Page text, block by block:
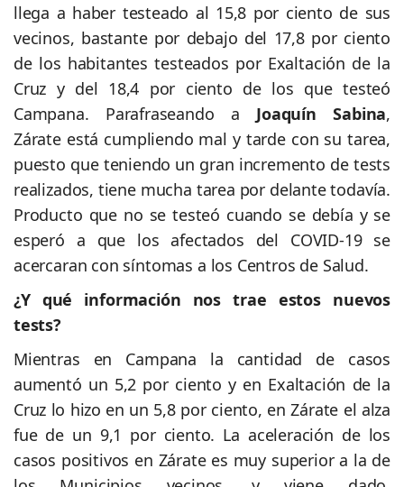
llega a haber testeado al 15,8 por ciento de sus
vecinos, bastante por debajo del 17,8 por ciento
de los habitantes testeados por Exaltación de la
Cruz y del 18,4 por ciento de los que testeó
Campana. Parafraseando a Joaquín Sabina,
Zárate está cumpliendo mal y tarde con su tarea,
puesto que teniendo un gran incremento de tests
realizados, tiene mucha tarea por delante todavía.
Producto que no se testeó cuando se debía y se
esperó a que los afectados del COVID-19 se
acercaran con síntomas a los Centros de Salud.
¿Y qué información nos trae estos nuevos
tests?
Mientras en Campana la cantidad de casos
aumentó un 5,2 por ciento y en Exaltación de la
Cruz lo hizo en un 5,8 por ciento, en Zárate el alza
fue de un 9,1 por ciento. La aceleración de los
casos positivos en Zárate es muy superior a la de